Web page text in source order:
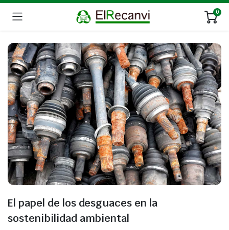
0
El papel de los desguaces en la
sostenibilidad ambiental